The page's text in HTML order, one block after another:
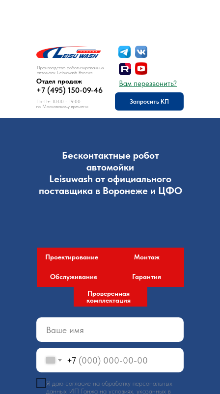
Производство роботизированных
автомоек Leisuwash Россия
+7 (495) 150-09-46
Отдел продаж
Пн-Пт: 10:00 - 19:00
по Московскому времени
Вам перезвонить?
Запросить КП
Бесконтактные робот
автомойки
Leisuwash от официального
поставщика в Воронеже и ЦФО
+7
Я даю согласие на обработку персональных
данных ИП Ганжа на условиях, указанных в
Проектирование Монтаж
Обслуживание Гарантия
Проверенная
комплектация